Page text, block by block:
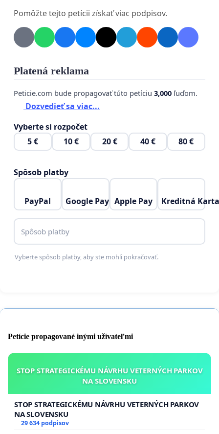
PS: Nepodpisujte cez
e-mail@seznam.cz
mail@tiscali.cz
(notifikácie na tieto emaily
nechodia.)Odporúčame podpisovať cez
mail@gmail.com
Pomôžte tejto petícii získať viac podpisov.
Platená reklama
Peticie.com bude propagovať túto petíciu 3,000 ľuďom.
Dozvedieť sa viac...
Vyberte si rozpočet
5 €
10 € 20 € 40 € 80 €
Spôsob platby
PayPal Google Pay Apple Pay Kreditná Karta
Spôsob platby
Vyberte spôsob platby, aby ste mohli pokračovať.
Petície propagované inými užívateľmi
STOP STRATEGICKÉMU NÁVRHU VETERNÝCH PARKOV
NA SLOVENSKU
STOP STRATEGICKÉMU NÁVRHU VETERNÝCH PARKOV
NA SLOVENSKU
29 634 podpisov